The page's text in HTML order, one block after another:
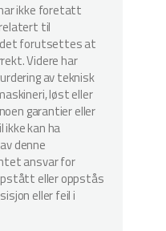
ikke foretatt
til
det forutsettes at
Videre har
av teknisk
løst eller
garantier eller
kan ha
denne
ansvar for
eller oppstås
eller feil i